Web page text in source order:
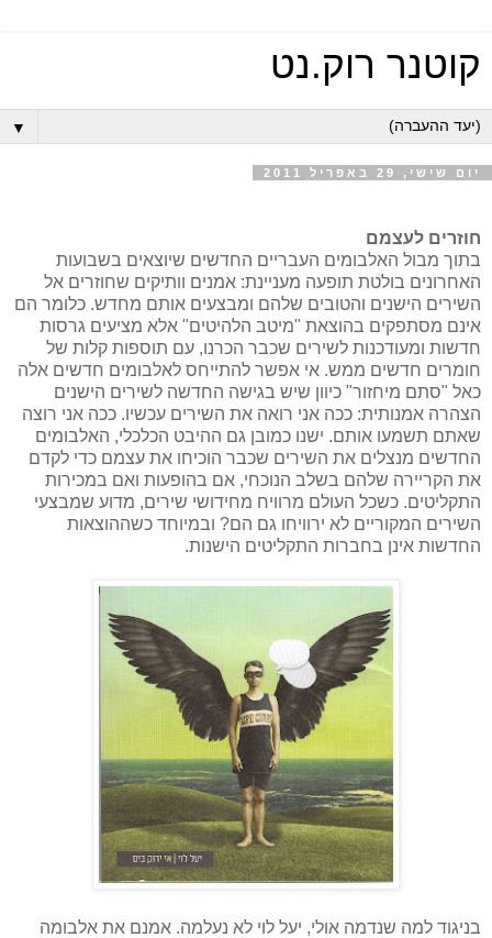
קוטנר רוק.נט
▼
יום שישי, 29 באפריל 2011
חוזרים לעצמם
בתוך מבול האלבומים העבריים החדשים שיוצאים בשבועות
האחרונים בולטת תופעה מעניינת: אמנים וותיקים שחוזרים אל
השירים הישנים והטובים שלהם ומבצעים אותם מחדש. כלומר הם
אינם מסתפקים בהוצאת "מיטב הלהיטים" אלא מציעים גרסות
חדשות ומעודכנות לשירים שכבר הכרנו, עם תוספות קלות של
חומרים חדשים ממש. אי אפשר להתייחס לאלבומים חדשים אלה
כאל "סתם מיחזור" כיוון שיש בגישה החדשה לשירים הישנים
הצהרה אמנותית: ככה אני רואה את השירים עכשיו. ככה אני רוצה
שאתם תשמעו אותם. ישנו כמובן גם ההיבט הכלכלי, האלבומים
החדשים מנצלים את השירים שכבר הוכיחו את עצמם כדי לקדם
את הקריירה שלהם בשלב הנוכחי, אם בהופעות ואם במכירות
התקליטים. כשכל העולם מרוויח מחידושי שירים, מדוע שמבצעי
השירים המקוריים לא ירוויחו גם הם? ובמיוחד כשההוצאות
החדשות אינן בחברות התקליטים הישנות.
בניגוד למה שנדמה אולי, יעל לוי לא נעלמה. אמנם את אלבומה